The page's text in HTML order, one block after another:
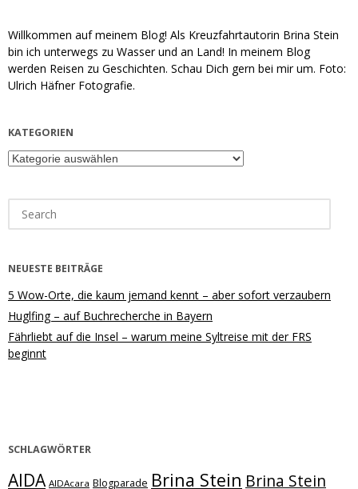
Willkommen auf meinem Blog! Als Kreuzfahrtautorin Brina Stein
bin ich unterwegs zu Wasser und an Land! In meinem Blog
werden Reisen zu Geschichten. Schau Dich gern bei mir um. Foto:
Ulrich Häfner Fotografie.
KATEGORIEN
Kategorien
for:
NEUESTE BEITRÄGE
5 Wow-Orte, die kaum jemand kennt – aber sofort verzaubern
Huglfing – auf Buchrecherche in Bayern
Fährliebt auf die Insel – warum meine Syltreise mit der FRS
beginnt
SCHLAGWÖRTER
AIDA AIDAcara Blogparade Brina Stein Brina Stein